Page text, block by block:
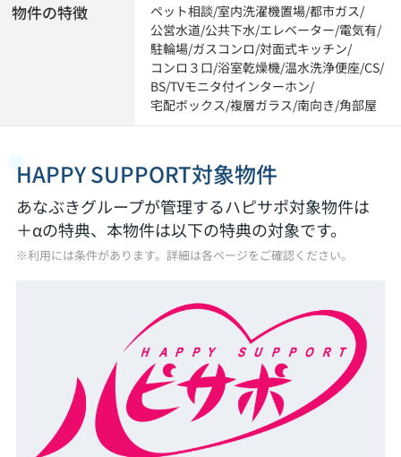
物件の特徴 ペット相談/室内洗濯機置場/都市ガス/
公営水道/公共下水/エレベーター/電気有/
駐輪場/ガスコンロ/対面式キッチン/
コンロ３口/浴室乾燥機/温水洗浄便座/CS/
BS/TVモニタ付インターホン/
宅配ボックス/複層ガラス/南向き/角部屋
HAPPY SUPPORT対象物件
あなぶきグループが管理するハピサポ対象物件は
＋αの特典、本物件は以下の特典の対象です。
※利用には条件があります。詳細は各ページをご確認ください。